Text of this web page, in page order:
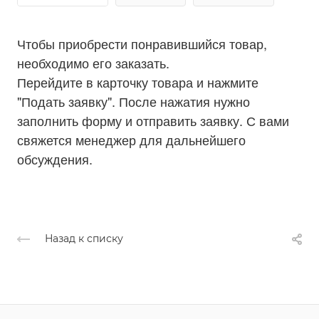
Чтобы приобрести понравившийся товар,
необходимо его заказать.
Перейдите в карточку товара и нажмите
"Подать заявку". После нажатия нужно
заполнить форму и отправить заявку. С вами
свяжется менеджер для дальнейшего
обсуждения.
Назад к списку